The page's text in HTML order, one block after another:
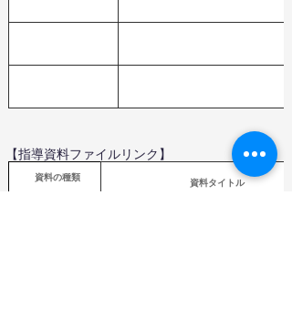
  資料の種類
資料タイトル
【指導資料ファイルリンク】